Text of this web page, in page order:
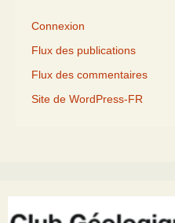
Connexion
Flux des publications
Flux des commentaires
Site de WordPress-FR